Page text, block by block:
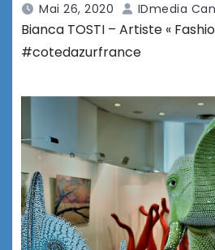
Mai 26, 2020 IDmedia
Bianca TOSTI – Artiste «
#cotedazurfrance